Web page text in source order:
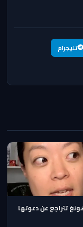
تليجرام
تتراجع عن دعوتها